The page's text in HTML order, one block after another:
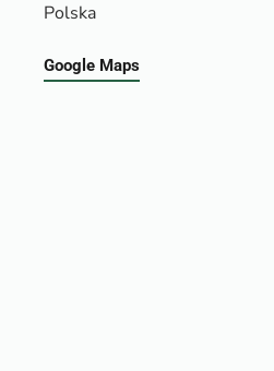
Polska
Google Maps